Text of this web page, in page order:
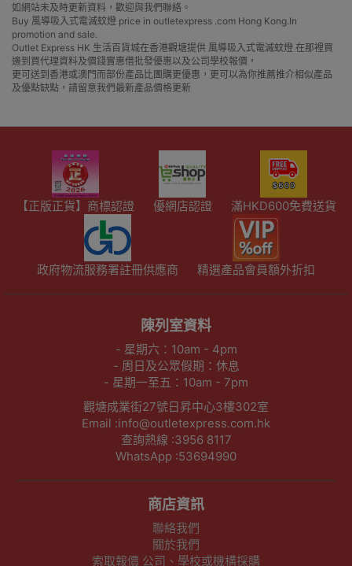
如網站未及時更新資料，歡迎與我們聯絡。
Buy 風導吸入式電滅蚊燈 price in outletexpress .com Hong Kong.In
promotion and sale.
Outlet Express HK 生活百貨城在香港觀塘提供 風導吸入式電滅蚊燈 在那裡買
邊到買代理資料及價錢實惠借批發優惠以及公司學校報價，
更可送到香港或澳門而部份產品比團購更優惠，更可以為你推薦推介相似產品
及優點缺點，請留意我們最新產品價格更新
【正版正貨】商標認證 優網店認證 滿HKD600免費送貨
政府物流服務署註冊供應商 精選產品會員額外折扣
陳列室資料
- 星期六：10am - 4pm
- 周日及公眾假期：休息
- 星期一至五：10am - 7pm
觀塘成業街27號日昇中心3樓302室
Email :info@outletexpress.com.hk
查詢熱線 :3956 8117
WhatsApp :53694990
商店資訊
聯絡我們
關於我們
索取報價 公司、學校或機構採購